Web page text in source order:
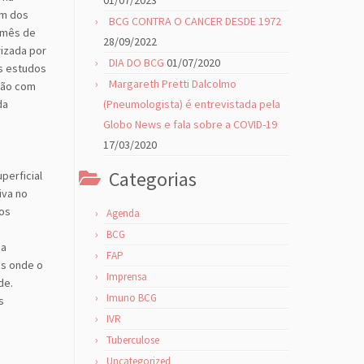
dos
de
por
estudos
com
no
onde o
BCG CONTRA O CANCER DESDE 1972
28/09/2022
DIA DO BCG 01/07/2020
Margareth Pretti Dalcolmo
(Pneumologista) é entrevistada pela
Globo News e fala sobre a COVID-19
17/03/2020
Categorias
Agenda
BCG
FAP
Imprensa
Imuno BCG
IVR
Tuberculose
Uncategorized